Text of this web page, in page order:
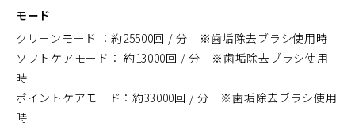
モード
クリーンモード ：約25500回 / 分 ※歯垢除去ブラシ使用時
ソフトケアモード： 約13000回 / 分 ※歯垢除去ブラシ使用
時
ポイントケアモード：約33000回 / 分 ※歯垢除去ブラシ使用
時